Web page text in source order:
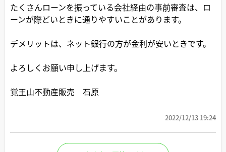
たくさんローンを振っている会社経由の事前審査は、ロ
ーンが際どいときに通りやすいことがあります。
デメリットは、ネット銀行の方が金利が安いときです。
よろしくお願い申し上げます。
覚王山不動産販売 石原
2022/12/13 19:24